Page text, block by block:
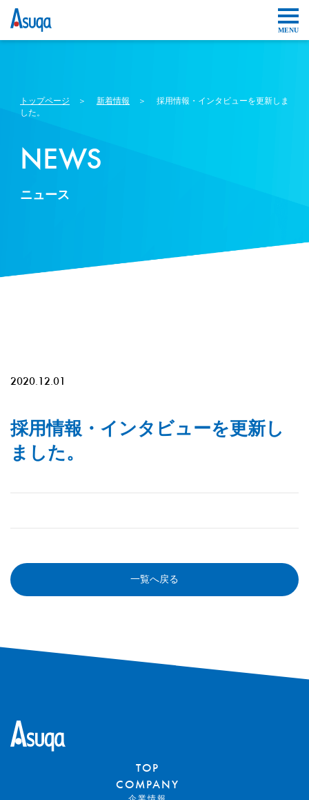
トップページ ＞ 新着情報 ＞ 採用情報・インタビューを更新しま
した。
NEWS
ニュース
2020.12.01
採用情報・インタビューを更新し
ました。
一覧へ戻る
TOP
COMPANY